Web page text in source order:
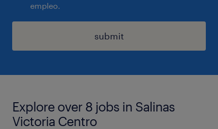
empleo.
submit
Explore over 8 jobs in Salinas
Victoria Centro